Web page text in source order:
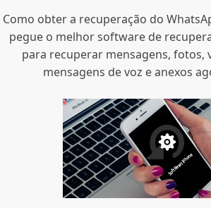
Como obter a recuperação do
pegue o melhor software de
para recuperar mensagens, fotos,
mensagens de voz e anexos